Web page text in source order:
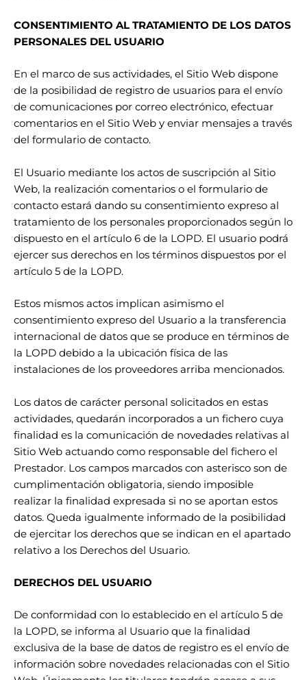
CONSENTIMIENTO AL TRATAMIENTO DE LOS DATOS
PERSONALES DEL USUARIO
En el marco de sus actividades, el Sitio Web dispone
de la posibilidad de registro de usuarios para el envío
de comunicaciones por correo electrónico, efectuar
comentarios en el Sitio Web y enviar mensajes a través
del formulario de contacto.
El Usuario mediante los actos de suscripción al Sitio
Web, la realización comentarios o el formulario de
contacto estará dando su consentimiento expreso al
tratamiento de los personales proporcionados según lo
dispuesto en el artículo 6 de la LOPD. El usuario podrá
ejercer sus derechos en los términos dispuestos por el
artículo 5 de la LOPD.
Estos mismos actos implican asimismo el
consentimiento expreso del Usuario a la transferencia
internacional de datos que se produce en términos de
la LOPD debido a la ubicación física de las
instalaciones de los proveedores arriba mencionados.
Los datos de carácter personal solicitados en estas
actividades, quedarán incorporados a un fichero cuya
finalidad es la comunicación de novedades relativas al
Sitio Web actuando como responsable del fichero el
Prestador. Los campos marcados con asterisco son de
cumplimentación obligatoria, siendo imposible
realizar la finalidad expresada si no se aportan estos
datos. Queda igualmente informado de la posibilidad
de ejercitar los derechos que se indican en el apartado
relativo a los Derechos del Usuario.
DERECHOS DEL USUARIO
De conformidad con lo establecido en el artículo 5 de
la LOPD, se informa al Usuario que la finalidad
exclusiva de la base de datos de registro es el envío de
información sobre novedades relacionadas con el Sitio